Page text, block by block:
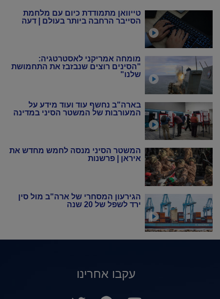
טייוואן מתמודדת כיום עם מלחמת
הסייבר הרחבה ביותר בעולם | דעה
מומחה אמריקני לאסטרטגיה:
"הסינים רוצים שנבזבז את התחמושת
שלנו"
בארה"ב נחשף עוד ועוד מידע על
המעורבות של המשטר הסיני במדינה
המשטר הסיני מנסה לחמש מחדש את
איראן | פרשנות
הגירעון המסחרי של ארה"ב מול סין
ירד לשפל של 20 שנה
עקבו אחרינו